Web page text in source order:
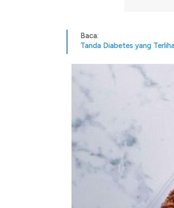
Baca:
Tanda Diabetes yang